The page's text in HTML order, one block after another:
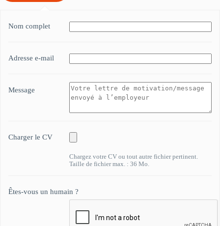
Nom complet
Adresse e-mail
Message
Charger le CV
Chargez votre CV ou tout autre fichier pertinent.
Taille de fichier max. : 36 Mo.
Êtes-vous un humain ?